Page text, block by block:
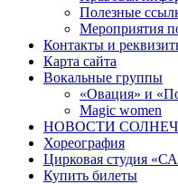
Полезные
Мероприятия
Контакты и
Карта сайта
Вокальные группы
«Овация» и
Magic women
НОВОСТИ
Хореография
Цирковая студия
Купить билеты